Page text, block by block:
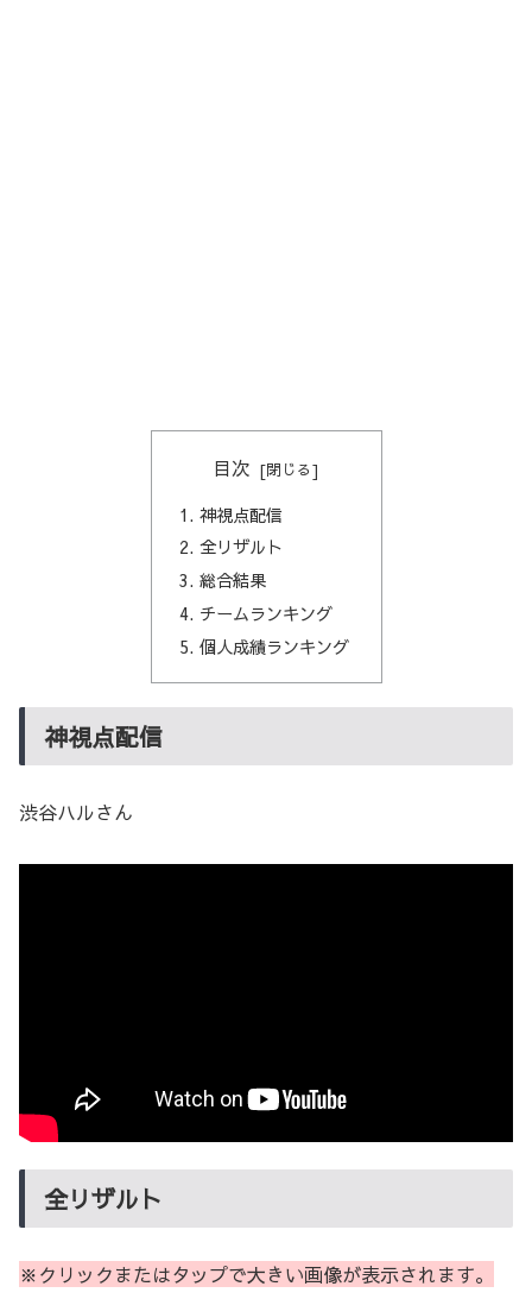
目次
神視点配信
全リザルト
総合結果
チームランキング
個人成績ランキング
神視点配信
渋谷ハルさん
全リザルト
※クリックまたはタップで大きい画像が表示されます。